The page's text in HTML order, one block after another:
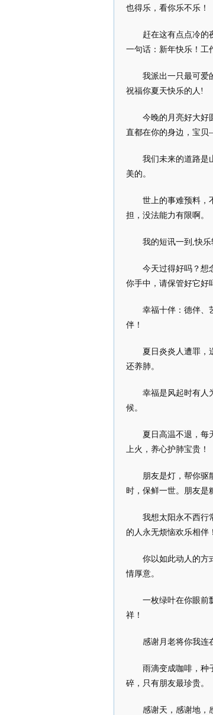
也得乐，看你乐不乐！
赶在这有点点冷的
一句话：新年快乐！工
我派出一只最可爱
祝福你夏天快乐的人!
今晚的月亮好大好
直都在你的身边，宝
我们未来的道路是
美的。
世上的事难预料，
担，没法能力有限啊。
我的短讯一到,快
今天过得好吗？想
你手中，请保管好它好
幸福十伴：德伴、
伴！
夏日炎炎人遭罪，
还养肺。
幸福是风起时有人
候。
夏日高温不退，每
上火，养心护肺宝贵！
朋友是灯，帮你驱
时，保鲜一世。朋友是
我想太阳永不西行
的人永无烦恼欢乐相伴！
你以如此动人的方
情厚意。
一枚绿叶在你眼前
祥！
感谢月老将你我连
雨滴变成咖啡，种
碎，只有朋友最珍贵。
感谢天，感谢地，